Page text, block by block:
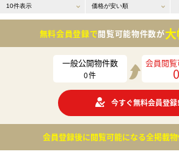
無料会員登録で閲覧可能物件数が
一般公開物件数
0件
会員閲
0
今すぐ無料会員登録!
会員登録後に閲覧可能になる全掲載